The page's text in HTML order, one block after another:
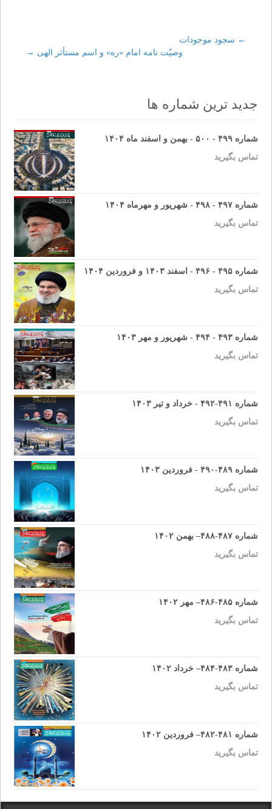
Post
← سجود موجودات
وصیٌت نامه امام «ره» و اسم مستأثر الهی →
جدید ترین شماره ها
شماره ۴۹۹ - ۵۰۰ - بهمن و اسفند ماه ۱۴۰۴
تماس بگیرید
شماره ۴۹۷ - ۴۹۸ - شهریور و مهرماه ۱۴۰۴
تماس بگیرید
شماره ۴۹۵ - ۴۹۶ - اسفند ۱۴۰۳ و فروردین ۱۴۰۴
تماس بگیرید
شماره ۴۹۳ - ۴۹۴ - شهریور و مهر ۱۴۰۳
تماس بگیرید
شماره ۴۹۱-۴۹۲ - خرداد و تیر ۱۴۰۳
تماس بگیرید
شماره ۴۸۹-۴۹۰ - فروردین ۱۴۰۳
تماس بگیرید
شماره ۴۸۷-۴۸۸– بهمن ۱۴۰۲
تماس بگیرید
شماره ۴۸۵-۴۸۶– مهر ۱۴۰۲
تماس بگیرید
شماره ۴۸۳-۴۸۴– خرداد ۱۴۰۲
تماس بگیرید
شماره ۴۸۱-۴۸۲– فروردین ۱۴۰۲
تماس بگیرید